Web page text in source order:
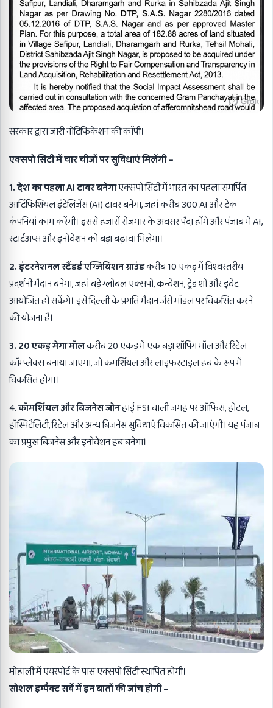
सरकार द्वारा जारी नोटिफिकेशन की काॅपी।
एक्सपो सिटी में चार चीजों पर सुविधाएं मिलेंगी –
1. देश का पहला AI टावर बनेगाएक्सपो सिटी में भारत का पहला समर्पित
आर्टिफिशियल इंटेलिजेंस (AI) टावर बनेगा, जहां करीब 300 AI और टेक
कंपनियां काम करेंगी। इससे हजारों रोजगार के अवसर पैदा होंगे और पंजाब में AI,
स्टार्टअप्स और इनोवेशन को बड़ा बढ़ावा मिलेगा।
2. इंटरनेशनल स्टैंडर्ड एग्जिबिशन ग्राउंडकरीब 10 एकड़ में विश्वस्तरीय
प्रदर्शनी मैदान बनेगा, जहां बड़े ग्लोबल एक्सपो, कन्वेंशन, ट्रेड शो और इवेंट
आयोजित हो सकेंगे। इसे दिल्ली के प्रगति मैदान जैसे मॉडल पर विकसित करने
की योजना है।
3. 20 एकड़ मेगा मॉलकरीब 20 एकड़ में एक बड़ा शॉपिंग मॉल और रिटेल
कॉम्प्लेक्स बनाया जाएगा, जो कमर्शियल और लाइफस्टाइल हब के रूप में
विकसित होगा।
4.कॉमर्शियल और बिजनेस जोनहाई FSI वाली जगह पर ऑफिस, होटल,
हॉस्पिटैलिटी, रिटेल और अन्य बिजनेस सुविधाएं विकसित की जाएंगी। यह पंजाब
का प्रमुख बिजनेस और इनोवेशन हब बनेगा।
मोहाली में एयरपोर्ट के पास एक्सपो सिटी स्थापित होगी।
सोशल इम्पैक्ट सर्वे में इन बातों की जांच होगी –